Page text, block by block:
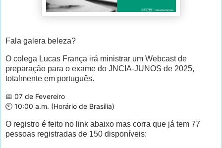
Fala galera beleza?
O colega Lucas França irá ministrar um Webcast de
preparação para o exame do JNCIA-JUNOS de 2025,
totalmente em português.
📅 07 de Fevereiro
🕙 10:00 a.m. (Horário de Brasília)
O registro é feito no link abaixo mas corra que já tem 77
pessoas registradas de 150 disponíveis: